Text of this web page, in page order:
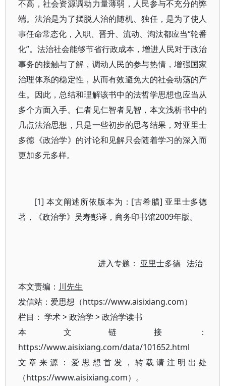
不高，社会资源调动力量薄弱，人民参与不充分的弊
端。法治是为了摆脱人治的随机、独任，是为了使人
事任命常态化，入职、晋升、流动、淘汰都应当“轮番
化”。法治社会能够节省行政成本，增进人民对于政治
事务的接触与了解，调动人民的参与热情，增强国家
治理体系的稳定性，从而有效避免大的社会动荡的产
生。因此，总结和理解该书中的法哲学思想也应当从
多个方面入手。仁者见仁智者见智，本文浅析书中的
几点法治思想，只是一些初步的思考结果，对亚里士
多德《政治学》的讨论和见解只会随着学习的深入而
更加多元多样。
[1] 本文阐述所依版本为：[古希腊] 亚里士多德
著，《政治学》吴寿彭译，商务印书馆2009年版。
进入专题： 亚里士多德 法治
本文责编： 川先生
发信站：爱思想（https://www.aisixiang.com）
栏目： 学术>政治学 >政治学读书
本文链接：
https://www.aisixiang.com/data/101652.html
文章来源：爱思想首发，转载请注明出处
（https://www.aisixiang.com）。